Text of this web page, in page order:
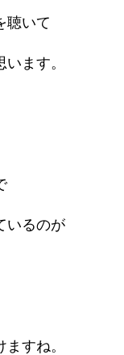
聴いて
ます。
いるのが
すね。